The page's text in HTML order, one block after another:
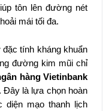
tôn lên đường nét
mái tối đa.
tính kháng khuẩn
đường kim mũi chỉ
hàng Vietinbank
Đây là lựa chọn hoàn
diện mạo thanh lịch